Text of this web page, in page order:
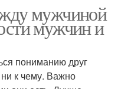
Правильные отношения
Отношения в семье
мужчиной
мужчин и
пониманию друг
к чему. Важно